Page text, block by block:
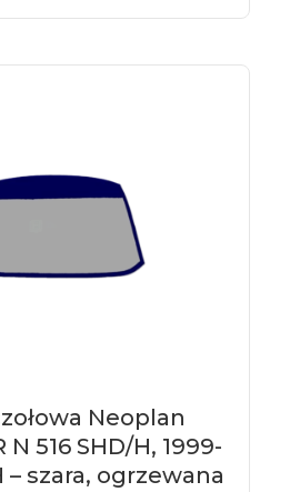
Neoplan
N 516 SHD/H, 1999-
– szara, ogrzewana